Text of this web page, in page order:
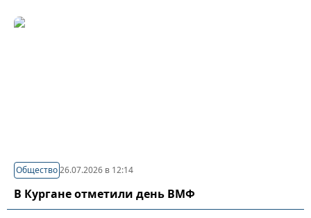
Общество26.07.2026 в 12:14
В Кургане отметили день ВМФ